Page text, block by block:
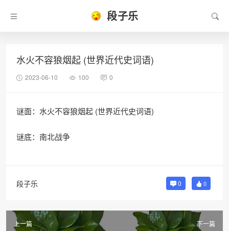
段子乐
水火不容狼烟起 (世界近代史词语)
2023-06-10 100 0
谜面：水火不容狼烟起 (世界近代史词语)
谜底：南北战争
段子乐 0 0
上一篇
下一篇